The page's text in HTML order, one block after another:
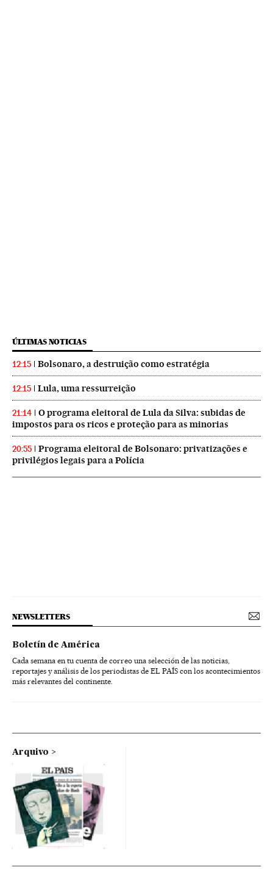
ÚLTIMAS NOTICIAS
12:15 Bolsonaro, a destruição como estratégia
12:15 Lula, uma ressurreição
21:14
O programa eleitoral de Lula da Silva: subidas de
impostos para os ricos e proteção para as minorias
20:55
Programa eleitoral de Bolsonaro: privatizações e
privilégios legais para a Polícia
NEWSLETTERS
Boletín de América
Cada semana en tu cuenta de correo una selección de las noticias,
reportajes y análisis de los periodistas de EL PAÍS con los acontecimientos
más relevantes del continente.
Arquivo